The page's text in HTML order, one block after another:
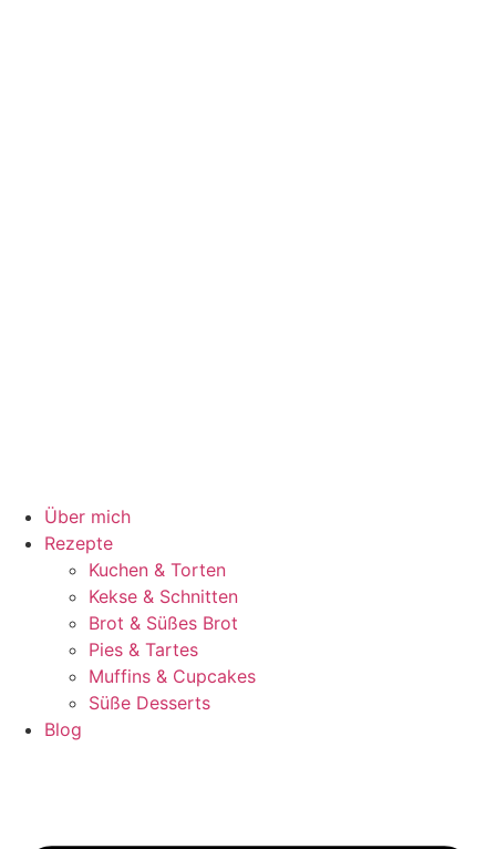
Über mich
Rezepte
Kuchen & Torten
Kekse & Schnitten
Brot & Süßes Brot
Pies & Tartes
Muffins & Cupcakes
Süße Desserts
Blog